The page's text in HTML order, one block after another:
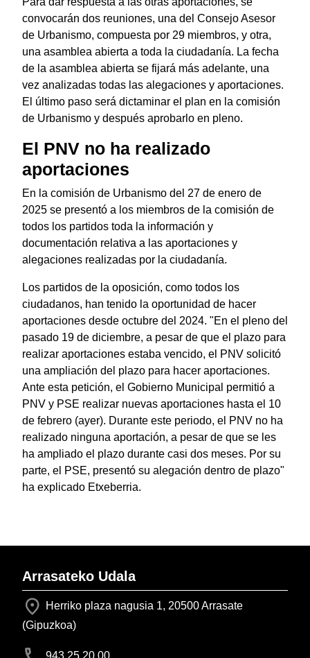
convocarán dos reuniones, una del Consejo Asesor
de Urbanismo, compuesta por 29 miembros, y otra,
una asamblea abierta a toda la ciudadanía. La fecha
de la asamblea abierta se fijará más adelante, una
vez analizadas todas las alegaciones y aportaciones.
El último paso será dictaminar el plan en la comisión
de Urbanismo y después aprobarlo en pleno.
El PNV no ha realizado
aportaciones
En la comisión de Urbanismo del 27 de enero de
2025 se presentó a los miembros de la comisión de
todos los partidos toda la información y
documentación relativa a las aportaciones y
alegaciones realizadas por la ciudadanía.
Los partidos de la oposición, como todos los
ciudadanos, han tenido la oportunidad de hacer
aportaciones desde octubre del 2024. "En el pleno del
pasado 19 de diciembre, a pesar de que el plazo para
realizar aportaciones estaba vencido, el PNV solicitó
una ampliación del plazo para hacer aportaciones.
Ante esta petición, el Gobierno Municipal permitió a
PNV y PSE realizar nuevas aportaciones hasta el 10
de febrero (ayer). Durante este periodo, el PNV no ha
realizado ninguna aportación, a pesar de que se les
ha ampliado el plazo durante casi dos meses. Por su
parte, el PSE, presentó su alegación dentro de plazo"
ha explicado Etxeberria.
Arrasateko Udala
Herriko plaza nagusia 1, 20500 Arrasate
(Gipuzkoa)